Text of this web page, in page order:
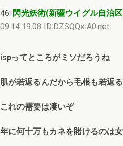
46: 閃光妖術(新疆ウイグル自治
09:14:19.08 ID:DZSQQxiA0.net
ispってところがミソだろうね
肌が若返るんだから毛根も若返る
これの需要は凄いぞ
年に何十万もカネを賭けるのは